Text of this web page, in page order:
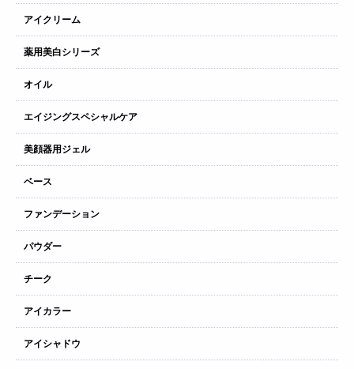
アイクリーム
薬用美白シリーズ
オイル
エイジングスペシャルケア
美顔器用ジェル
ベース
ファンデーション
パウダー
チーク
アイカラー
アイシャドウ